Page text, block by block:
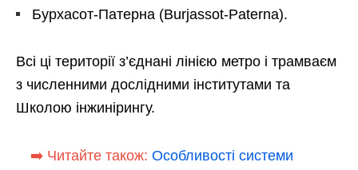
Бурхасот-Патерна (Burjassot-Paterna).
Всі ці території з’єднані лінією метро і трамваєм
з численними дослідними інститутами та
Школою інжинірингу.
➡️ Читайте також: Особливості системи